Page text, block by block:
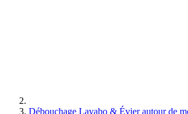
Débouchage Lavabo & Évier autour de